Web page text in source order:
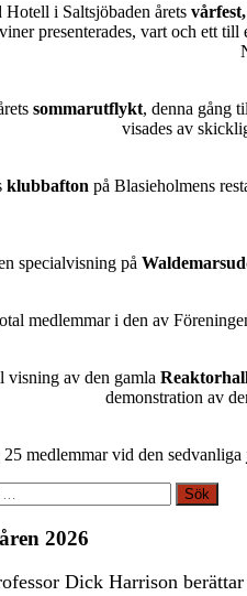
Hotell i Saltsjöbaden årets vårfest,
presenterades, vart och ett
sommarutflykt, denna gång
visades av
klubbafton på Blasieholmens
specialvisning på
medlemmar i den av
visning av den gamla
demonstration av
25 medlemmar vid den sedvanliga
2026
Dick Harrison